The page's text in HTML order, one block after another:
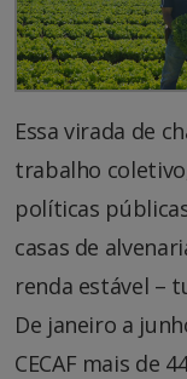
Essa virada de
trabalho
políticas
casas de
renda estável –
De janeiro a
CECAF mais de